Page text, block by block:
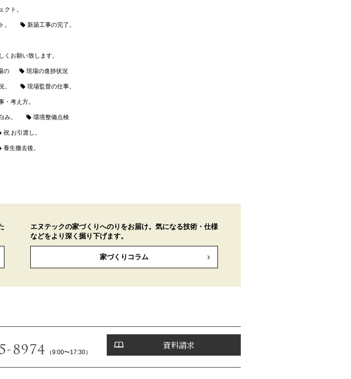
クト。
。 新築工事の完了。
くお願い致します。
の 現場の進捗状況
。 現場監督の仕事。
・考え方。
み。 環境整備点検
祝 お引渡し。
養生撤去後。
エヌテックの家づくりへのりをお届け。気になる技術・仕様
などをより深く掘り下げます。
家づくりコラム
8974 （9:00〜17:30）
資料請求